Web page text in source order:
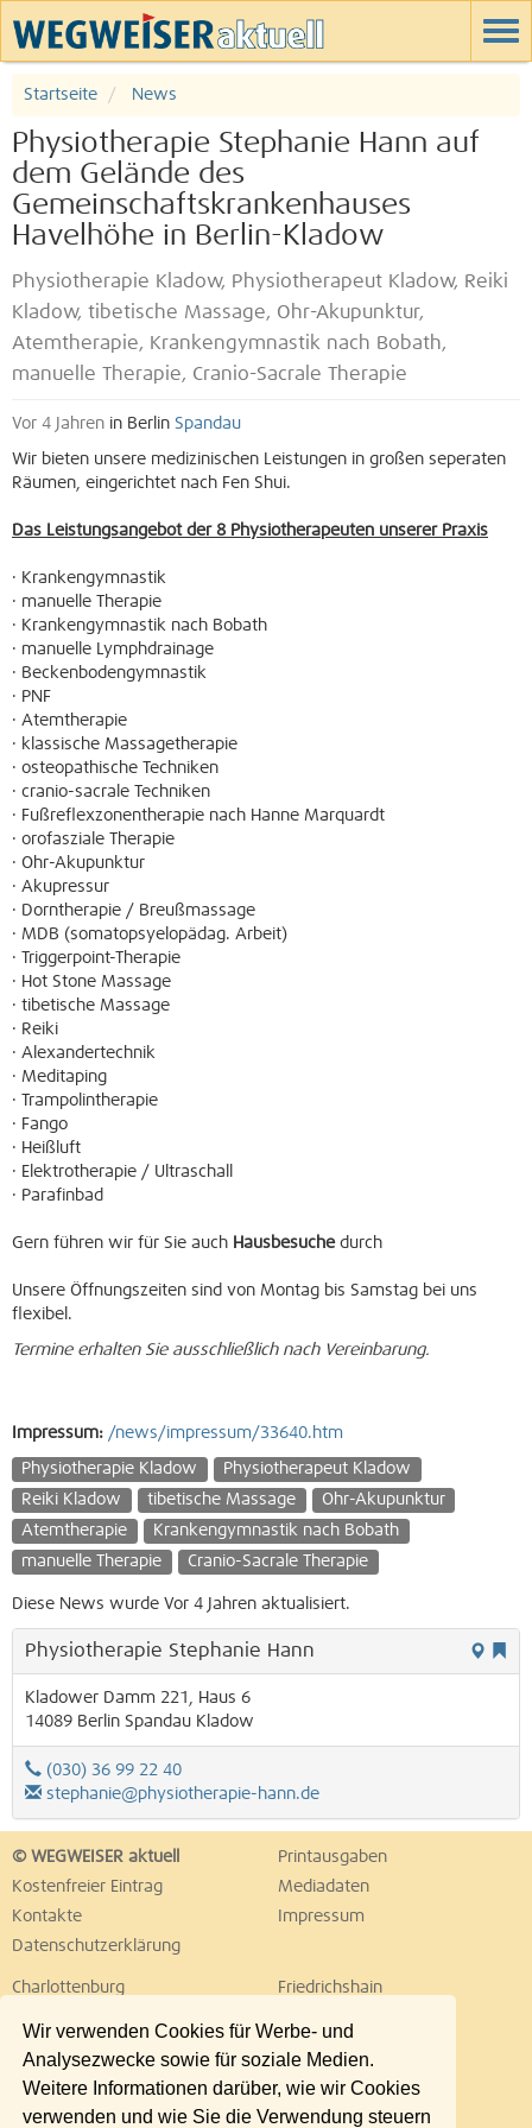
Wir verwenden Cookies für Werbe- und
Analysezwecke sowie für soziale Medien.
Weitere Informationen darüber, wie wir Cookies
verwenden und wie Sie die Verwendung steuern
Startseite News
Physiotherapie Stephanie Hann auf
dem Gelände des
Gemeinschaftskrankenhauses
Havelhöhe in Berlin-Kladow
Physiotherapie Kladow, Physiotherapeut Kladow, Reiki
Kladow, tibetische Massage, Ohr-Akupunktur,
Atemtherapie, Krankengymnastik nach Bobath,
manuelle Therapie, Cranio-Sacrale Therapie
Vor 4 Jahren in Berlin Spandau
Wir bieten unsere medizinischen Leistungen in großen seperaten
Räumen, eingerichtet nach Fen Shui.
Das Leistungsangebot der 8 Physiotherapeuten unserer Praxis
· Krankengymnastik
· manuelle Therapie
· Krankengymnastik nach Bobath
· manuelle Lymphdrainage
· Beckenbodengymnastik
· PNF
· Atemtherapie
· klassische Massagetherapie
· osteopathische Techniken
· cranio-sacrale Techniken
· Fußreflexzonentherapie nach Hanne Marquardt
· orofasziale Therapie
· Ohr-Akupunktur
· Akupressur
· Dorntherapie / Breußmassage
· MDB (somatopsyelopädag. Arbeit)
· Triggerpoint-Therapie
· Hot Stone Massage
· tibetische Massage
· Reiki
· Alexandertechnik
· Meditaping
· Trampolintherapie
· Fango
· Heißluft
· Elektrotherapie / Ultraschall
· Parafinbad
Gern führen wir für Sie auch Hausbesuchedurch
Unsere Öffnungszeiten sind von Montag bis Samstag bei uns
flexibel.
Termine erhalten Sie ausschließlich nach Vereinbarung.
Impressum: /news/impressum/33640.htm
Physiotherapie Kladow
Physiotherapeut Kladow
Reiki Kladow
tibetische Massage
Ohr-Akupunktur
Atemtherapie
Krankengymnastik nach Bobath
manuelle Therapie
Cranio-Sacrale Therapie
Diese News wurde Vor 4 Jahren aktualisiert.
Physiotherapie Stephanie Hann
Kladower Damm 221, Haus 6
14089 Berlin Spandau Kladow
(030) 36 99 22 40
stephanie@physiotherapie-hann.de
© WEGWEISER aktuell
Printausgaben
Kostenfreier Eintrag
Mediadaten
Kontakte
Impressum
Datenschutzerklärung
Charlottenburg
Friedrichshain
Lichtenberg
Marzahn
Neukölln